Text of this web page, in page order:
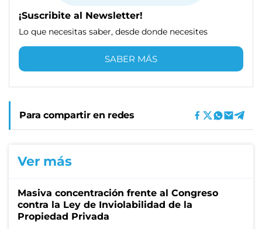
¡Suscribite al Newsletter!
Lo que necesitas saber, desde donde necesites
SABER MÁS
Para compartir en redes
Ver más
Masiva concentración frente al Congreso
contra la Ley de Inviolabilidad de la
Propiedad Privada